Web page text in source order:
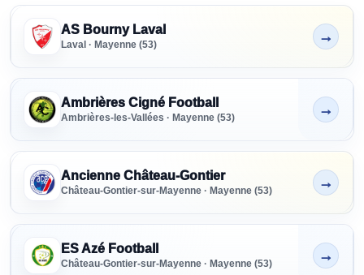
Tous niveaux
PRÉFORMATION
PARTENAIRE
Tous
AS Bourny Laval
Laval · Mayenne (53)
Non indiqué
→
Ambrières Cigné Football
Ambrières-les-Vallées · Mayenne (53)
Non indiqué
→
Ancienne Château-Gontier
Château-Gontier-sur-Mayenne · Mayenne (53)
Non indiqué
→
ES Azé Football
Château-Gontier-sur-Mayenne · Mayenne (53)
Non indiqué
→